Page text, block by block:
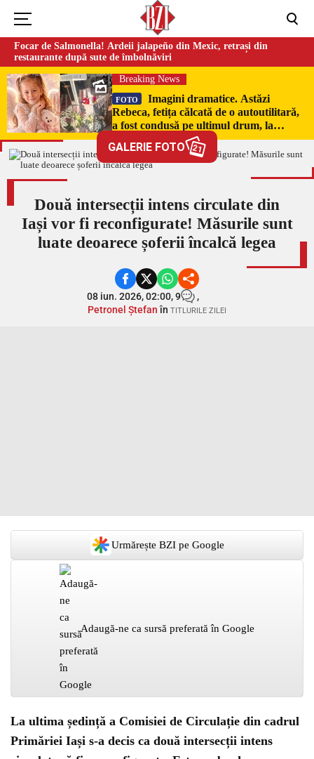
Focar de Salmonella! Ardeii jalapeño din Mexic, retrași din
restaurante după sute de îmbolnăviri
Breaking News
FOTO
Imagini dramatice. Astăzi
Rebeca, fetița călcată de o autoutilitară,
a fost condusă pe ultimul drum, la
Poduri. În sicriul alb al micuței au fost
puși pumni de bani și jucării –
EXCLUSIV
GALERIE FOTO 21
Două intersecții intens circulate din
Iași vor fi reconfigurate! Măsurile sunt
luate deoarece șoferii încalcă legea
08 iun. 2026, 02:00,9
,
Petronel Ștefanîn TITLURILE ZILEI
Urmărește BZI pe Google
Adaugă-ne ca sursă preferată în Google
La ultima ședință a Comisiei de Circulație din cadrul
Primăriei Iași s-a decis ca două intersecții intens